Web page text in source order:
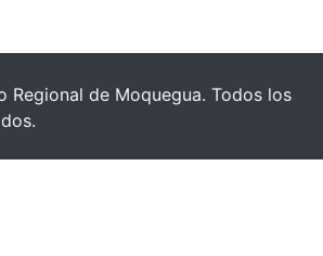
de Moquegua. Todos los